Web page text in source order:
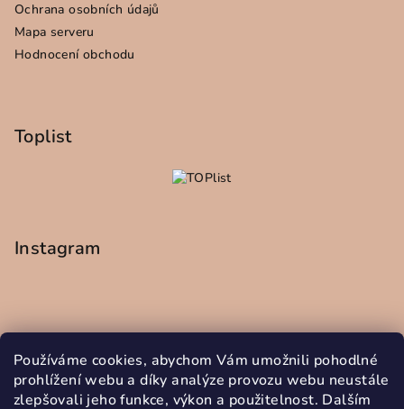
Používáme cookies, abychom Vám umožnili pohodlné
prohlížení webu a díky analýze provozu webu neustále
zlepšovali jeho funkce, výkon a použitelnost. Dalším
Ochrana osobních údajů
Mapa serveru
Hodnocení obchodu
Toplist
Instagram